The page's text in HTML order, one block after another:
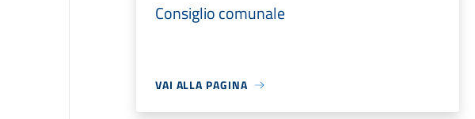
Consiglio comunale
VAI ALLA PAGINA